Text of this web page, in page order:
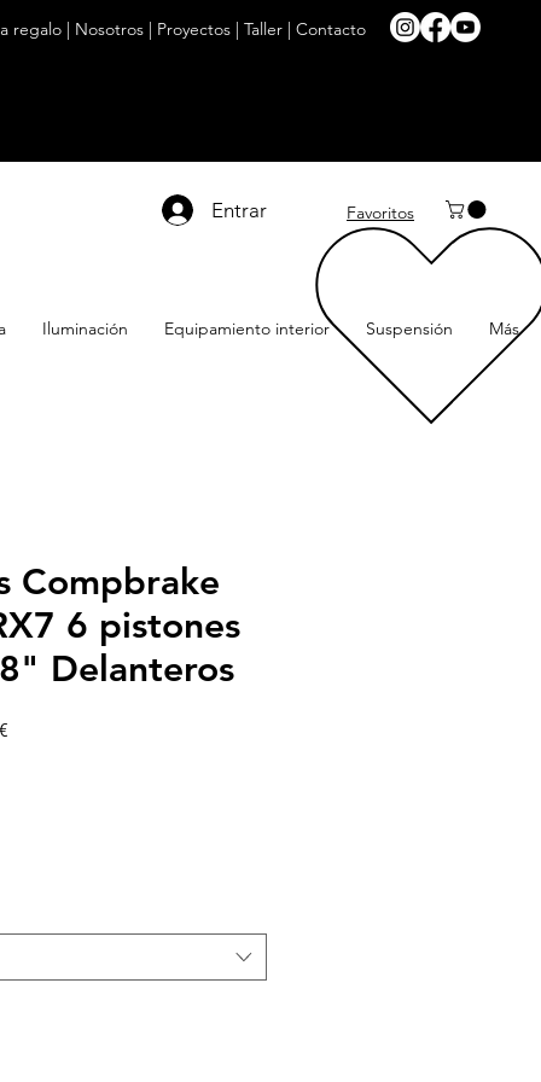
regalo | Nosotros | Proyectos | Taller | Contacto
Entrar Favoritos
Iluminación Equipamiento interior Suspensión Más
Compbrake
6 pistones
Delanteros